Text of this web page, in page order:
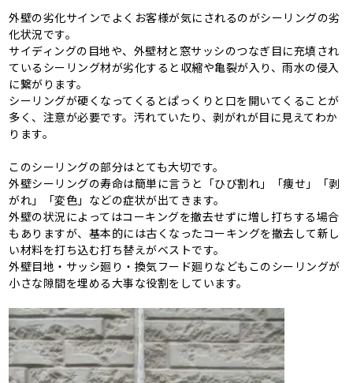
外壁の劣化サインでよくお客様が気にされるのがシーリングの劣
化状況です。
サイディングの目地や、外壁材と窓サッシのつなぎ目に充填され
ているシーリング材が劣化すると収縮や亀裂が入り、雨水の侵入
に繋がります。
シーリングが硬くなってくるとぱっくりと口を開いてくることが
多く、注意が必要です。汚れていたり、剥がれが目に見えてわか
ります。
このシーリングの部分はとても大切です。
外壁シーリングの寿命は簡単に言うと「ひび割れ」「痩せ」「剥
がれ」「変色」などの症状が出てきます。
外壁の状況によってはコーキングを撤去せずに増し打ちする場合
もありますが、基本的には古くなったコーキングを撤去して新し
い材料を打ち込む打ち替えがベストです。
外壁目地・サッシ廻り・換気フード廻りなどもこのシーリングが
小さな隙間を埋める大事な役割をしています。